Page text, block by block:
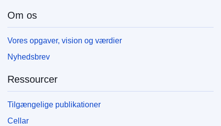
Om os
Vores opgaver, vision og værdier
Nyhedsbrev
Ressourcer
Tilgængelige publikationer
Cellar